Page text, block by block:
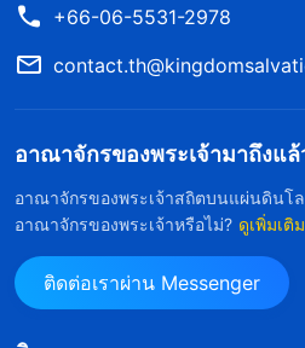
คริสต์ในปฐมกาล บทที่ 13)
หน้าผู้อื่น แต่กระทำการอีกวิธีห
เจ้าอาจจะหลอกผู้อื่นได้ แต่เจ้
ปกปิดสิ่งใด ทุกสิ่งล้วนอยู่ภายใ
ตัวเจ้าเองเฉลียวฉลาดมากนัก
น้อยๆ ของเจ้าออกมาเพื่อความ
+66-06-5531-2978
อาณาจักรของพระเจ้ามาถึงแล้
อาณาจักรของพระเจ้าสถิตบนแผ่นดินโ
อาณาจักรของพระเจ้าหรือไม่? ดูเพิ่มเติม
ติดต่อเราผ่าน Messenger